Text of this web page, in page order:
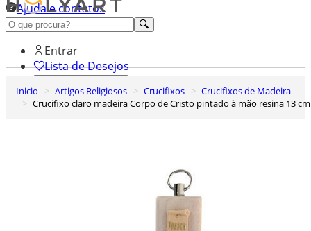
Ajuda e contatos
Conheça premium
Entrar
Lista de Desejos
0
Carrinho de Compras
Inicio Artigos Religiosos Crucifixos
Crucifixos de Madeira
Crucifixo claro madeira Corpo de Cristo pintado à mão resina 13 cm